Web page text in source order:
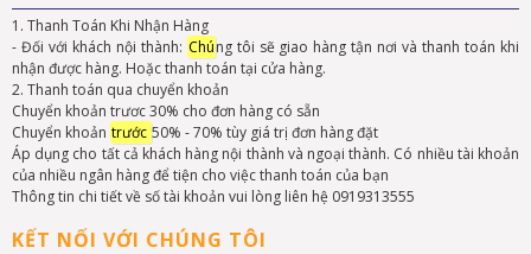
1. Thanh Toán Khi Nhận Hàng
- Đối với khách nội thành: Chúng tôi sẽ giao hàng tận nơi và thanh toán khi
nhận được hàng. Hoặc thanh toán tại cửa hàng.
2. Thanh toán qua chuyển khoản
Chuyển khoản trươc 30% cho đơn hàng có sẵn
Chuyển khoản trước 50% - 70% tùy giá trị đơn hàng đặt
Áp dụng cho tất cả khách hàng nội thành và ngoại thành. Có nhiều tài khoản
của nhiều ngân hàng để tiện cho việc thanh toán của bạn
Thông tin chi tiết về số tài khoản vui lòng liên hệ 0919313555
KẾT NỐI VỚI CHÚNG TÔI